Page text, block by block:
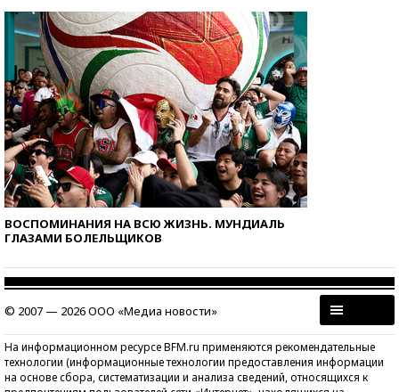
ВОСПОМИНАНИЯ НА ВСЮ ЖИЗНЬ. МУНДИАЛЬ
ГЛАЗАМИ БОЛЕЛЬЩИКОВ
© 2007 — 2026 ООО «Медиа новости»
На информационном ресурсе BFM.ru применяются рекомендательные
технологии (информационные технологии предоставления информации
на основе сбора, систематизации и анализа сведений, относящихся к